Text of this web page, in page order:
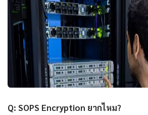
Q: SOPS Encryption ยากไหม?